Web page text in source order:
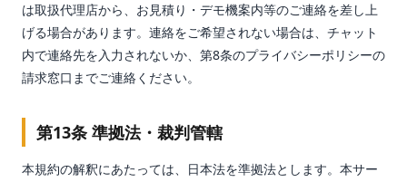
は取扱代理店から、お見積り・デモ機案内等のご連絡を差し上
げる場合があります。連絡をご希望されない場合は、チャット
内で連絡先を入力されないか、第8条のプライバシーポリシーの
請求窓口までご連絡ください。
第13条 準拠法・裁判管轄
本規約の解釈にあたっては、日本法を準拠法とします。本サー